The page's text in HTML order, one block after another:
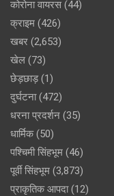
कोरोना वायरस (44)
क्राइम (426)
खबर (2,653)
खेल (73)
छेड़छाड़(1)
दुर्घटना(472)
धरना प्रदर्शन (35)
धार्मिक(50)
पश्चिमी सिंहभूम (46)
पूर्वी सिंहभूम (3,873)
प्राकृतिक आपदा(12)